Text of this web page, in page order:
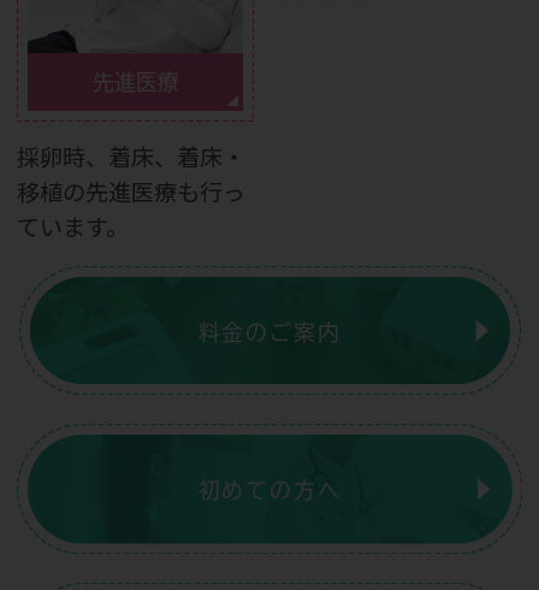
先進医療
採卵時、着床、着床・
移植の先進医療も行っ
ています。
料金のご案内
初めての方へ